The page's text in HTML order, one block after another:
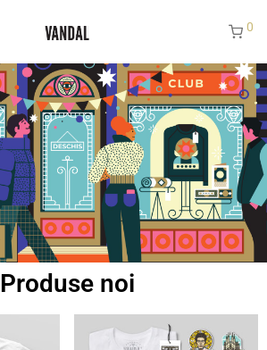
0
Produse noi